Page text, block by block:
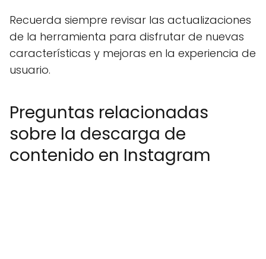
Recuerda siempre revisar las actualizaciones
de la herramienta para disfrutar de nuevas
características y mejoras en la experiencia de
usuario.
Preguntas relacionadas
sobre la descarga de
contenido en Instagram